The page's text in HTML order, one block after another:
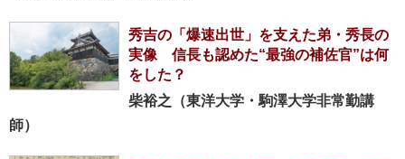
秀吉の「爆速出世」を支えた弟・秀長の
実像 信長も認めた“最強の補佐官”は何
をした？
柴裕之（東洋大学・駒澤大学非常勤講
師）